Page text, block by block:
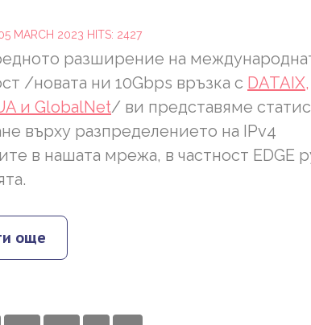
MARCH 2023 HITS: 2427
разширение на
/новата ни 10Gbps връзка с DATAIX,
и GlobalNet/ ви представяме
върху разпределението на IPv4
в нашата мрежа, в частност EDGE
още